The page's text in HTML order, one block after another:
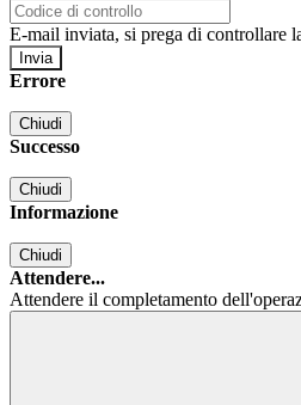
E-mail inviata, si prega di controllare
Errore
Chiudi
Successo
Chiudi
Informazione
Chiudi
Attendere...
Attendere il completamento